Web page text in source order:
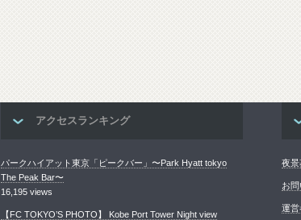
アクセスランキング
パークハイアット東京「ピークバー」〜Park Hyatt tokyo
The Peak Bar〜
16,195 views
【FC TOKYO’S PHOTO】 Kobe Port Tower Night view
夜景
お
運営